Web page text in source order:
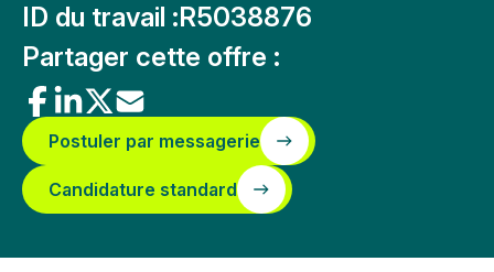
ID du travail :R5038876
Partager cette offre :
Postuler par messagerie
Candidature standard